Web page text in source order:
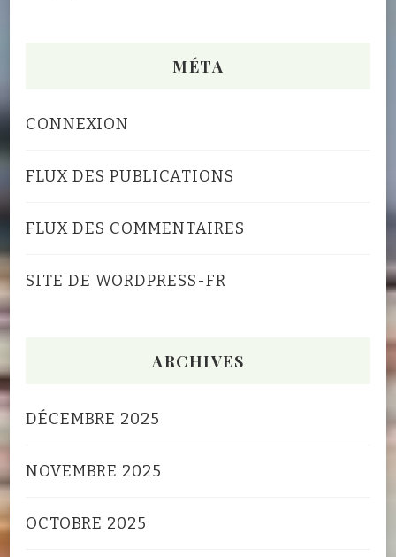
MÉTA
CONNEXION
FLUX DES PUBLICATIONS
FLUX DES COMMENTAIRES
SITE DE WORDPRESS-FR
ARCHIVES
DÉCEMBRE 2025
NOVEMBRE 2025
OCTOBRE 2025